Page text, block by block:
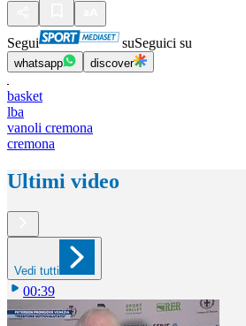
Segui suSeguici su
whatsapp discover
basket
lba
vanoli cremona
cremona
Ultimi video
Vedi tutti
00:39